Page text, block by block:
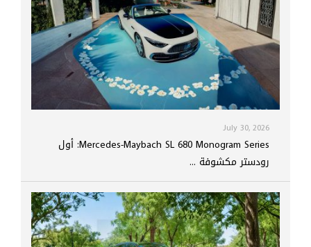
July 30, 2026
Mercedes-Maybach SL 680 Monogram Series: أول
رودستر مكشوفة ...